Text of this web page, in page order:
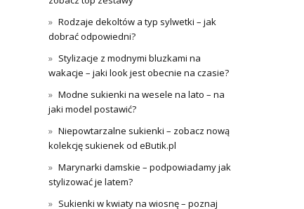
Rodzaje dekoltów a typ sylwetki – jak
dobrać odpowiedni?
Stylizacje z modnymi bluzkami na
wakacje – jaki look jest obecnie na czasie?
Modne sukienki na wesele na lato – na
jaki model postawić?
Niepowtarzalne sukienki – zobacz nową
kolekcję sukienek od eButik.pl
Marynarki damskie – podpowiadamy jak
stylizować je latem?
Sukienki w kwiaty na wiosnę – poznaj